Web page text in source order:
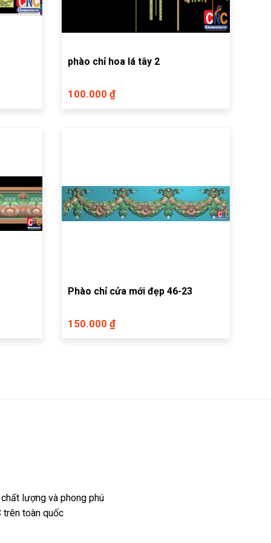
phào chỉ hoa lá tây 2
100.000 ₫
Phào chỉ cửa mới đẹp 46-23
150.000 ₫
lượng và phong phú
trên toàn quốc